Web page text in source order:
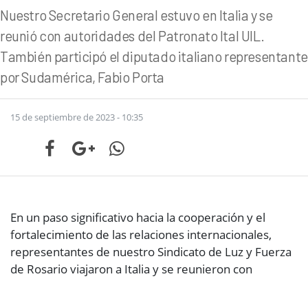
Nuestro Secretario General estuvo en Italia y se
reunió con autoridades del Patronato Ital UIL.
También participó el diputado italiano representante
por Sudamérica, Fabio Porta
15 de septiembre de 2023 - 10:35
En un paso significativo hacia la cooperación y el
fortalecimiento de las relaciones internacionales,
representantes de nuestro Sindicato de Luz y Fuerza
de Rosario viajaron a Italia y se reunieron con